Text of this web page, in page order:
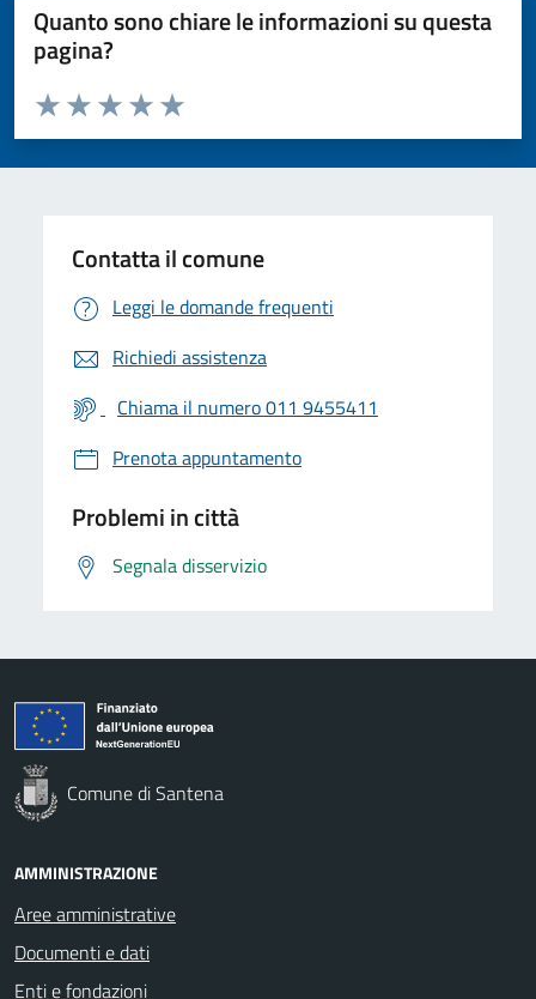
Quanto sono chiare le informazioni su questa
pagina?
Valuta da 1 a 5 stelle la pagina
Valuta 5 stelle su 5
Valuta 4 stelle su 5
Valuta 3 stelle su 5
Valuta 2 stelle su 5
Valuta 1 stelle su 5
Contatta il comune
Leggi le domande frequenti
Richiedi assistenza
Chiama il numero 011 9455411
Prenota appuntamento
Problemi in città
Segnala disservizio
Comune di Santena
AMMINISTRAZIONE
Aree amministrative
Documenti e dati
Enti e fondazioni